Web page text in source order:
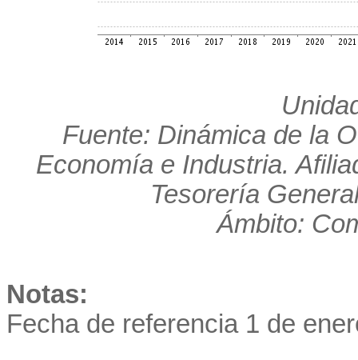
Fuente: Dinámica de la
Economía e Industria.
Tesorería
Ámbito:
Notas:
Fecha de referencia 1 de